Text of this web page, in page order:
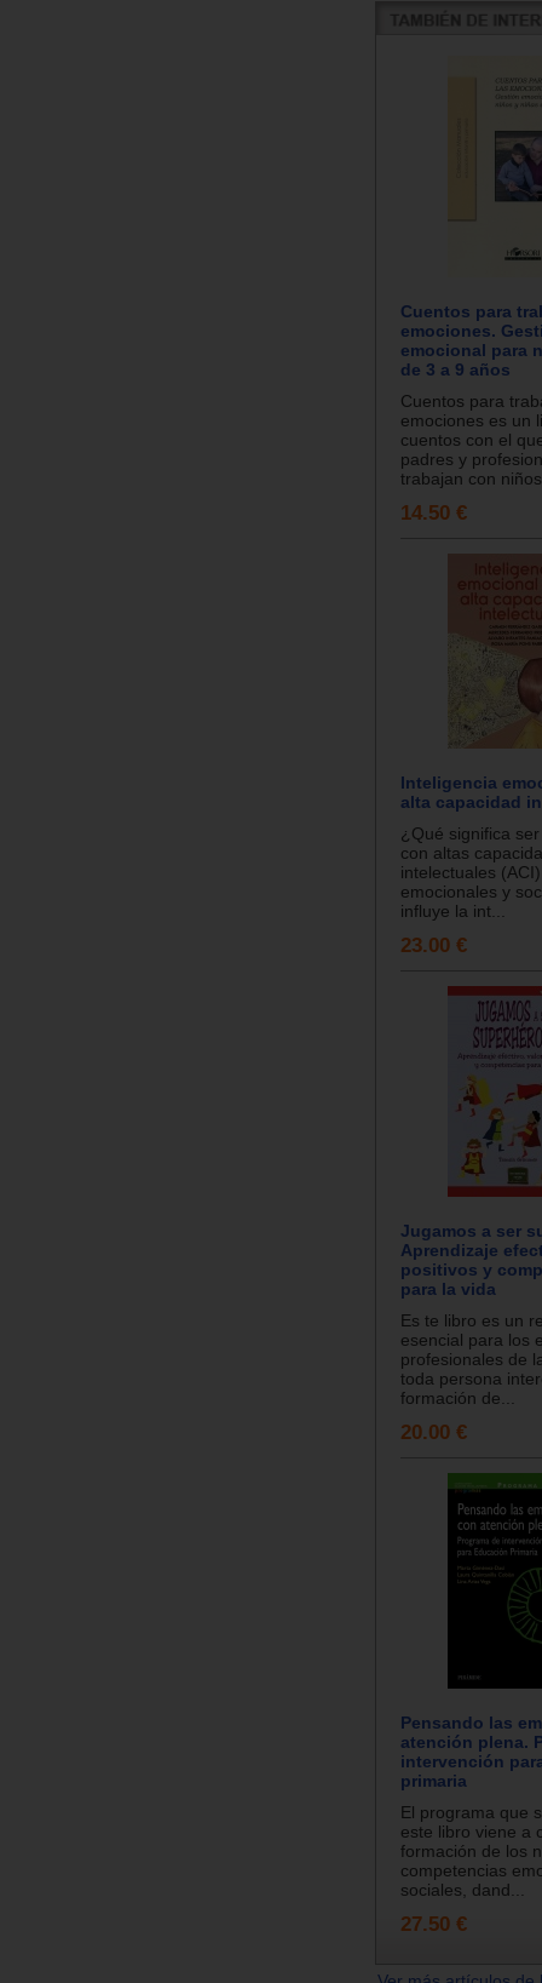
Cuentos para
emociones.
emocional para
de 3 a 9 años
Cuentos para
emociones es un
cuentos con el
padres y
trabajan con
14.50 €
Inteligencia
alta capacidad
¿Qué significa
con altas
intelectuales
emocionales y
influye la int...
23.00 €
Jugamos a ser
Aprendizaje
positivos y
para la vida
Es te libro es un
esencial para los
profesionales de
toda persona
formación de...
20.00 €
Pensando las
atención plena.
intervención
primaria
El programa que
este libro viene a
formación de los
competencias
sociales, dand...
27.50 €